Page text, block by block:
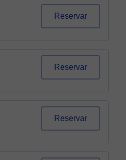
Reservar
Reservar
Reservar